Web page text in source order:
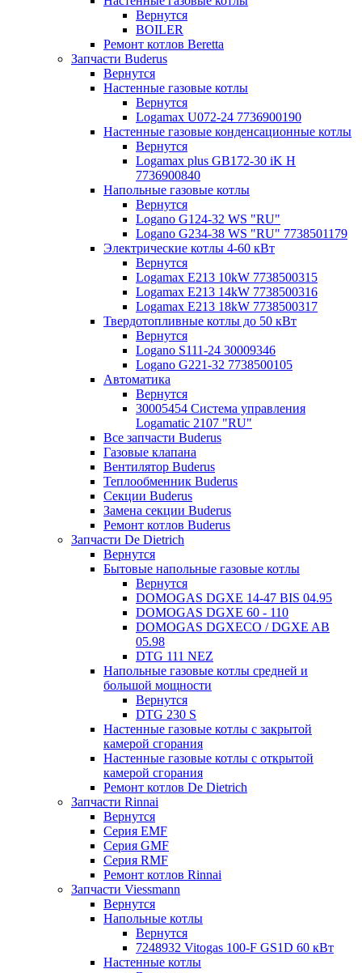
Вернутся
BOILER
Ремонт котлов Beretta
Запчасти Buderus
Вернутся
Настенные газовые котлы
Вернутся
Logamax U072-24 7736900190
Настенные газовые конденсационные котлы
Вернутся
Logamax plus GB172-30 iK H
7736900840
Напольные газовые котлы
Вернутся
Logano G124-32 WS "RU"
Logano G234-38 WS "RU" 7738501179
Электрические котлы 4-60 кВт
Вернутся
Logamax E213 10kW 7738500315
Logamax E213 14kW 7738500316
Logamax E213 18kW 7738500317
Твердотопливные котлы до 50 кВт
Вернутся
Logano S111-24 30009346
Logano G221-32 7738500105
Автоматика
Вернутся
30005454 Система управления
Logamatic 2107 "RU"
Все запчасти Buderus
Газовые клапана
Вентилятор Buderus
Теплообменник Buderus
Секции Buderus
Замена секции Buderus
Ремонт котлов Buderus
Запчасти De Dietrich
Вернутся
Бытовые напольные газовые котлы
Вернутся
DOMOGAS DGXE 14-47 BIS 04.95
DOMOGAS DGXE 60 - 110
DOMOGAS DGXECO / DGXE AB
05.98
DTG 111 NEZ
Напольные газовые котлы средней и
большой мощности
Вернутся
DTG 230 S
Настенные газовые котлы с закрытой
камерой сгорания
Настенные газовые котлы с открытой
камерой сгорания
Ремонт котлов Dе Dietrich
Запчасти Rinnai
Вернутся
Серия EMF
Серия GMF
Серия RMF
Ремонт котлов Rinnai
Запчасти Viessmann
Вернутся
Напольные котлы
Вернутся
7248932 Vitogas 100-F GS1D 60 кВт
Настенные котлы